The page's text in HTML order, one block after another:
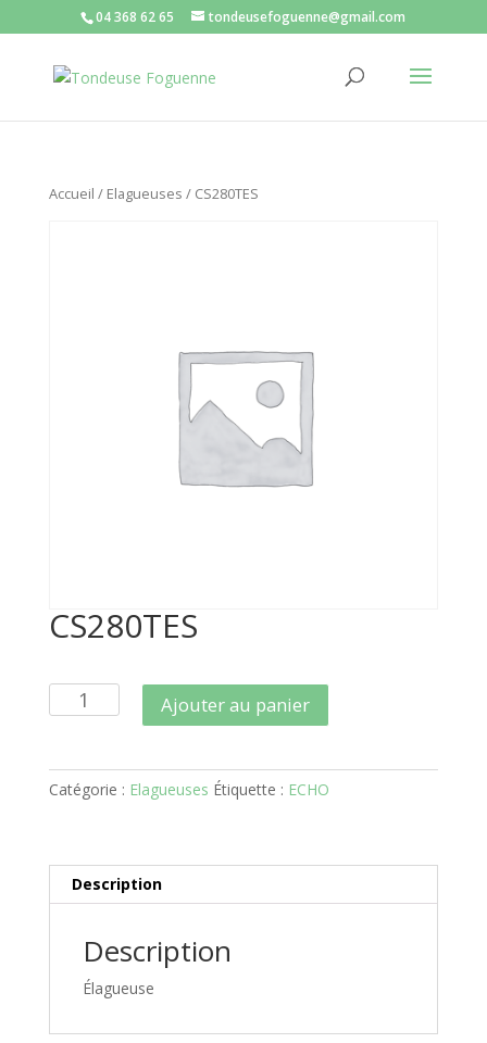
04 368 62 65 tondeusefoguenne@gmail.com
Accueil / Elagueuses / CS280TES
CS280TES
quantité
de
Ajouter au panier
Catégorie : Elagueuses Étiquette : ECHO
Description
Description
Élagueuse